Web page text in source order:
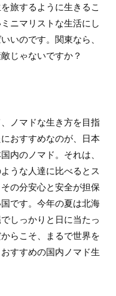
旅するように生きるこ
ニマリストな生活にし
いのです。関東なら、
じゃないですか？
ノマドな生き方を目指
おすすめなのが、日本
内のノマド。それは、
うな人達に比べるとス
の分安心と安全が担保
です。今年の夏は北海
しっかりと日に当たっ
らこそ、まるで世界を
すすめの国内ノマド生